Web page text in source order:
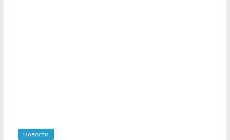
Новости